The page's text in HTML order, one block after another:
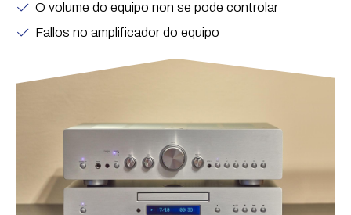
O volume do equipo non se pode controlar
Fallos no amplificador do equipo